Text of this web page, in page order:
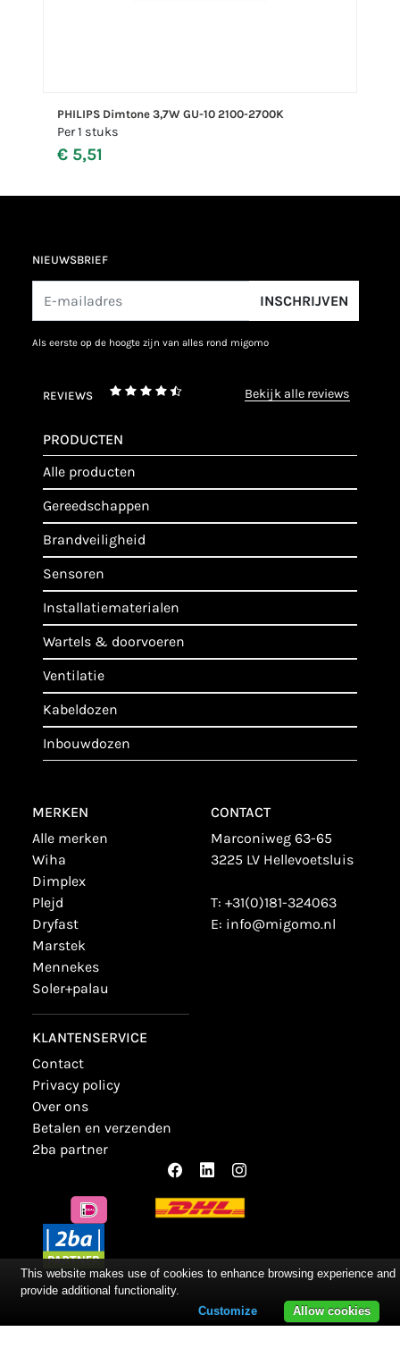
PHILIPS Dimtone 3,7W GU-10 2100-2700K
Per 1 stuks
€ 5,51
NIEUWSBRIEF
INSCHRIJVEN
als eerste op de hoogte zijn van alles rond migomo
REVIEWS bekijk alle reviews
PRODUCTEN
alle producten
gereedschappen
brandveiligheid
sensoren
installatiematerialen
wartels & doorvoeren
ventilatie
kabeldozen
inbouwdozen
MERKEN
alle merken
wiha
dimplex
plejd
dryfast
marstek
mennekes
soler+palau
KLANTENSERVICE
contact
privacy policy
over ons
betalen en verzenden
2ba partner
CONTACT
Marconiweg 63-65
3225 LV Hellevoetsluis
T: +31(0)181-324063
E: info@migomo.nl
This website makes use of cookies to enhance browsing experience and
provide additional functionality.
Allow cookies
Customize